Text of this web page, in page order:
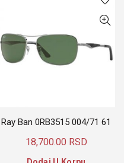
Ray Ban 0RB3515 004/71 61
18,700.00 RSD